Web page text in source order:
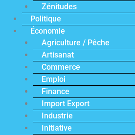
Zénitudes
Politique
Économie
Agriculture / Pêche
Artisanat
Commerce
Emploi
Finance
Import Export
Industrie
Initiative